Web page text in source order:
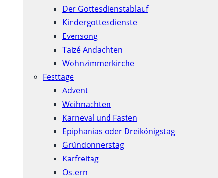
Der Gottesdienstablauf
Kindergottesdienste
Evensong
Taizé Andachten
Wohnzimmerkirche
Festtage
Advent
Weihnachten
Karneval und Fasten
Epiphanias oder Dreikönigstag
Gründonnerstag
Karfreitag
Ostern